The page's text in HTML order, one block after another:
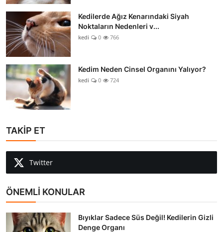
Kedilerde Ağız Kenarındaki Siyah
Noktaların Nedenleri v...
kedi 0 766
Kedim Neden Cinsel Organını Yalıyor?
kedi 0 724
TAKİP ET
Twitter
ÖNEMLİ KONULAR
Bıyıklar Sadece Süs Değil! Kedilerin Gizli
Denge Organı